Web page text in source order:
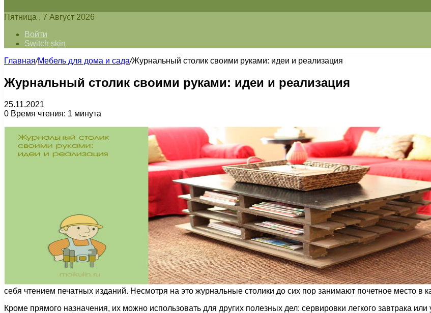
Пятница , 7 Август 2026
Войти
Switch skin
Главная/Мебель для дома и сада/Журнальный столик своими руками: идеи и реализация
Журнальный столик своими руками: идеи и реализация
25.11.2021
0 Время чтения: 1 минута
себя чтением печатных изданий. Несмотря на это журнальные столики до сих пор занимают почетное место в
Кроме прямого назначения, их можно использовать для других полезных дел: сервировки легкого завтрака